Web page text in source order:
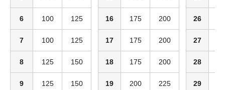
6 100 125
7 100 125
8 125 150
9 125 150
16 175 200
17 175 200
18 175 200
19 200 225
26
27
28
29